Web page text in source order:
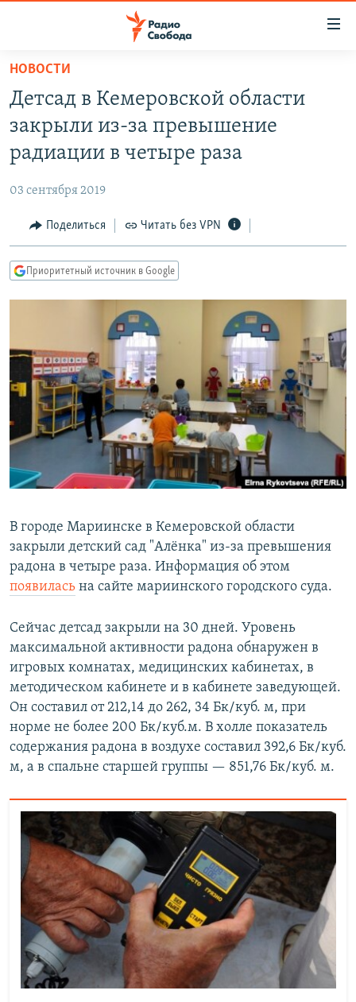
упрощенного
доступа
основному
Вернутся
Вернутся
ПОДКАСТЫ
АВТОРСКИЕ ПРОЕКТЫ
МНЕНИЯ
КУЛЬТУРА
КАВКАЗ.РЕАЛИИ
СИБИРЬ.РЕАЛИИ
РАСПИСАНИЕ ВЕЩАНИЯ
ПОДПИШИТЕСЬ НА РАССЫЛКУ
СОЦИАЛЬНЫЕ СЕТИ
Все сайты РСЕ/РС
НОВОСТИ
Детсад в Кемеровской области
закрыли из-за превышение
радиации в четыре раза
03 сентября 2019
Поделиться Читать без VPN
Приоритетный источник в Google
В городе Мариинске в Кемеровской области
закрыли детский сад "Алёнка" из-за превышения
радона в четыре раза. Информация об этом
появилась на сайте мариинского городского суда.
Сейчас детсад закрыли на 30 дней. Уровень
максимальной активности радона обнаружен в
игровых комнатах, медицинских кабинетах, в
методическом кабинете и в кабинете заведующей.
Он составил от 212,14 до 262, 34 Бк/куб. м, при
норме не более 200 Бк/куб.м. В холле показатель
содержания радона в воздухе составил 392,6 Бк/куб.
м, а в спальне старшей группы — 851,76 Бк/куб. м.